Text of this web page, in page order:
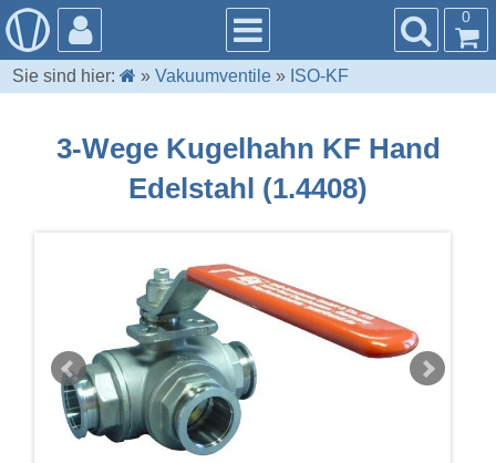
0
Sie sind hier: »Vakuumventile » ISO-KF
3-Wege Kugelhahn KF Hand
Edelstahl (1.4408)